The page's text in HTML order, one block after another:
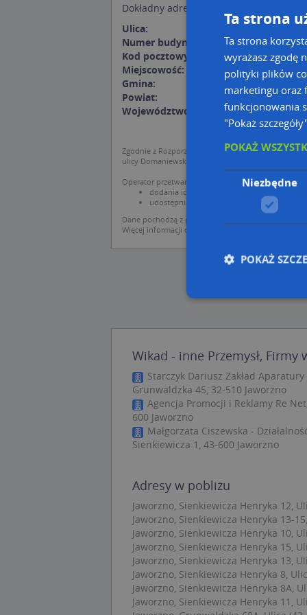
Dokładny adresu dojazdu:
Ulica:
ul. Henryka
Numer budynku:
Kod pocztowy:
43-600
Miejscowość:
Jaworzno
Gmina:
Jaworzno
Powiat:
Jaworzno
Województwo:
śląskie
Zgodnie z Rozporządzeniem PE i Rady (UE) o
ulicy Domaniewskiej 37.
Operator przetwarza dane osobowe w celu:
dodania ich do bazy Targeo oraz publikacji
udostępniania danych o firmach partnerom
Dane pochodzą z publicznych baz CEIDG, GUS,
Więcej informacji dot. RODO:
Wikad - inne Przemysł, Firmy
Starczyk Dariusz Zakład Aparatury
Grunwaldzka 45, 32-510 Jaworzno
Agencja Promocji i Reklamy Re
600 Jaworzno
Małgorzata Ciszewska -
Sienkiewicza 1, 43-600 Jaworzno
Adresy w pobliżu
Jaworzno, Sienkiewicza Henryka 12,
Jaworzno, Sienkiewicza Henryka 13-
Jaworzno, Sienkiewicza Henryka 10,
Jaworzno, Sienkiewicza Henryka 15,
Jaworzno, Sienkiewicza Henryka 13,
Jaworzno, Sienkiewicza Henryka 8,
Jaworzno, Sienkiewicza Henryka 8A,
Jaworzno, Sienkiewicza Henryka 11,
Ta strona
Ta strona
wyrażasz zgodę
polityki plików
marketingu oraz
funkcjonowania
"Pokaż szczegóły".
POKAŻ
Niezbędne
POKAŻ
Niezbędne pliki
zarządzanie
Nazwa
kloc
Nazwa
_ga_DEEKR6C5LV
Nazwa
MUID
Nazwa